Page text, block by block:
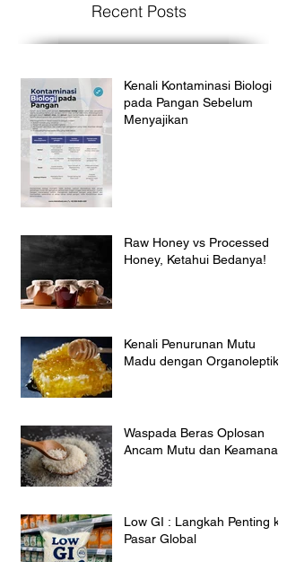
Recent Posts
Kenali Kontaminasi Biologi
pada Pangan Sebelum
Menyajikan
Raw Honey vs Processed
Honey, Ketahui Bedanya!
Kenali Penurunan Mutu
Madu dengan Organoleptik
Waspada Beras Oplosan
Ancam Mutu dan Keamanan
Low GI : Langkah Penting ke
Pasar Global